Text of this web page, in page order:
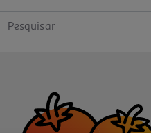
Pesquisar